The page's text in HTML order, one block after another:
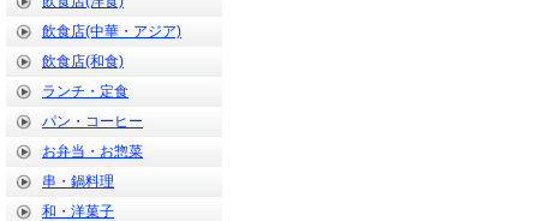
飲食店(中華・アジア)
飲食店(和食)
ランチ・定食
パン・コーヒー
お弁当・お惣菜
串・鍋料理
和・洋菓子